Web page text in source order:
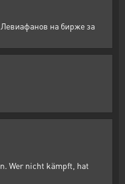
на бирже за
Wer nicht kämpft, hat